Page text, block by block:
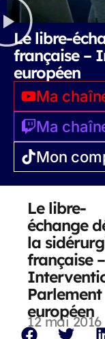
Le libre-
française –
européen
Ma
Ma
Mon
Le libre-
échange
la
française –
Parlement
européen
12 mai 2016